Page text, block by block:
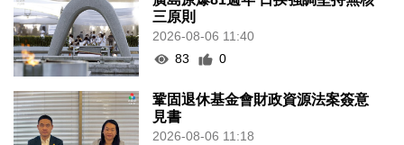
三原則
2026-08-06 11:40
83
0
鞏固退休基金會財政資源法案簽意
見書
2026-08-06 11:18